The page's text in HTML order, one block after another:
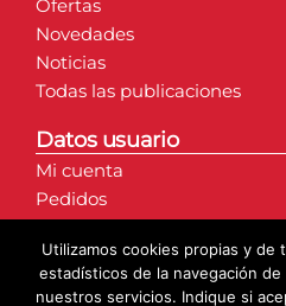
Ofertas
Novedades
Noticias
Todas las publicaciones
Datos usuario
Mi cuenta
Pedidos
Direcciones
Detalles de la cuenta
Utilizamos cookies propias y de
estadísticos de la navegación
nuestros servicios. Indique si